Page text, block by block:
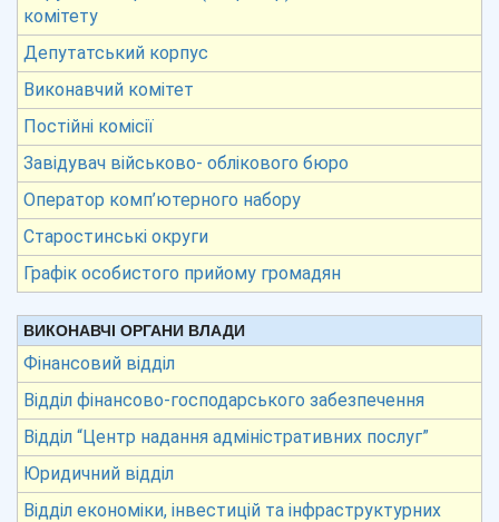
комітету
Депутатський корпус
Виконавчий комітет
Постійні комісії
Завідувач військово- облікового бюро
Оператор комп’ютерного набору
Старостинські округи
Графік особистого прийому громадян
ВИКОНАВЧІ ОРГАНИ ВЛАДИ
Фінансовий відділ
Відділ фінансово-господарського забезпечення
Відділ “Центр надання адміністративних послуг”
Юридичний відділ
Відділ економіки, інвестицій та інфраструктурних